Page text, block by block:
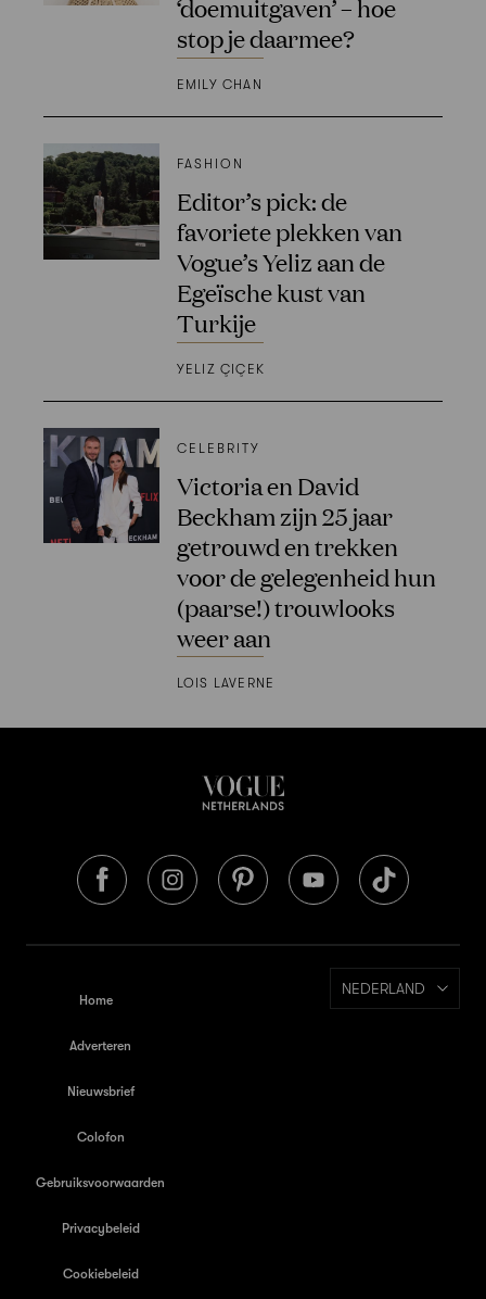
‘doemuitgaven’ – hoe
stop je daarmee?
EMILY CHAN
FASHION
Editor’s pick: de
favoriete plekken van
Vogue’s Yeliz aan de
Egeïsche kust van
Turkije
YELIZ ÇIÇEK
CELEBRITY
Victoria en David
Beckham zijn 25 jaar
getrouwd en trekken
voor de gelegenheid hun
(paarse!) trouwlooks
weer aan
LOIS LAVERNE
Home
Adverteren
Nieuwsbrief
Colofon
Gebruiksvoorwaarden
Privacybeleid
Cookiebeleid
NEDERLAND